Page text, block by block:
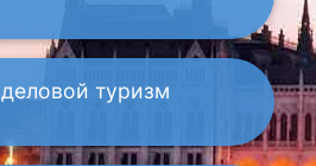
деловой туризм